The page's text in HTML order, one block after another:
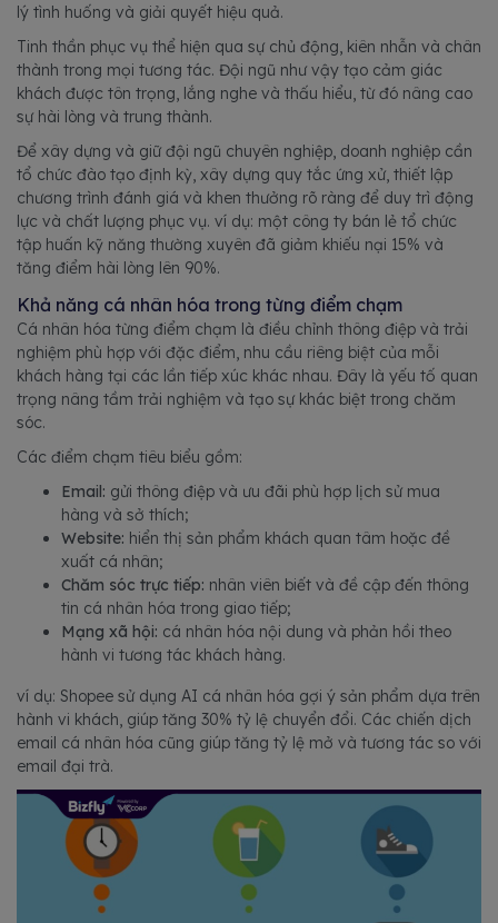
lý tình huống và giải quyết hiệu quả.
Tinh thần phục vụ thể hiện qua sự chủ động, kiên nhẫn và chân
thành trong mọi tương tác. Đội ngũ như vậy tạo cảm giác
khách được tôn trọng, lắng nghe và thấu hiểu, từ đó nâng cao
sự hài lòng và trung thành.
Để xây dựng và giữ đội ngũ chuyên nghiệp, doanh nghiệp cần
tổ chức đào tạo định kỳ, xây dựng quy tắc ứng xử, thiết lập
chương trình đánh giá và khen thưởng rõ ràng để duy trì động
lực và chất lượng phục vụ. ví dụ: một công ty bán lẻ tổ chức
tập huấn kỹ năng thường xuyên đã giảm khiếu nại 15% và
tăng điểm hài lòng lên 90%.
Khả năng cá nhân hóa trong từng điểm chạm
Cá nhân hóa từng điểm chạm là điều chỉnh thông điệp và trải
nghiệm phù hợp với đặc điểm, nhu cầu riêng biệt của mỗi
khách hàng tại các lần tiếp xúc khác nhau. Đây là yếu tố quan
trọng nâng tầm trải nghiệm và tạo sự khác biệt trong chăm
sóc.
Các điểm chạm tiêu biểu gồm:
Email: gửi thông điệp và ưu đãi phù hợp lịch sử mua
hàng và sở thích;
Website: hiển thị sản phẩm khách quan tâm hoặc đề
xuất cá nhân;
Chăm sóc trực tiếp: nhân viên biết và đề cập đến thông
tin cá nhân hóa trong giao tiếp;
Mạng xã hội: cá nhân hóa nội dung và phản hồi theo
hành vi tương tác khách hàng.
ví dụ: Shopee sử dụng AI cá nhân hóa gợi ý sản phẩm dựa trên
hành vi khách, giúp tăng 30% tỷ lệ chuyển đổi. Các chiến dịch
email cá nhân hóa cũng giúp tăng tỷ lệ mở và tương tác so với
email đại trà.